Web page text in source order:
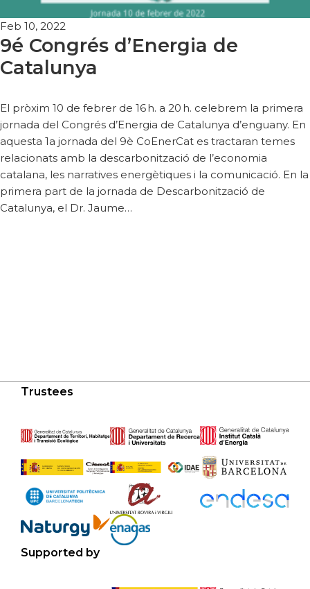
Feb 10, 2022
9é Congrés d’Energia de
Catalunya
El pròxim 10 de febrer de 16 h. a 20 h. celebrem la primera
jornada del Congrés d’Energia de Catalunya d’enguany. En
aquesta 1a jornada del 9è CoEnerCat es tractaran temes
relacionats amb la descarbonització de l’economia
catalana, les narratives energètiques i la comunicació. En la
primera part de la jornada de Descarbonització de
Catalunya, el Dr. Jaume…
Trustees
Supported by